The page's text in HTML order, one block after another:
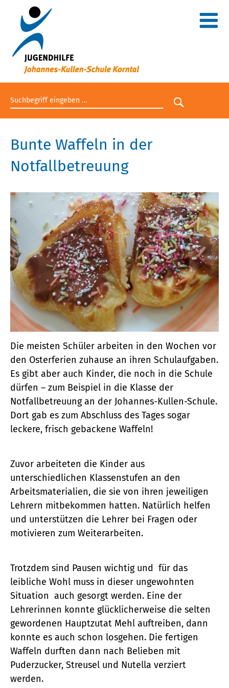
Suchbegriff eingeben
Suche
Bunte Waffeln in der
Notfallbetreuung
Die meisten Schüler arbeiten in den Wochen vor
den Osterferien zuhause an ihren Schulaufgaben.
Es gibt aber auch Kinder, die noch in die Schule
dürfen – zum Beispiel in die Klasse der
Notfallbetreuung an der Johannes-Kullen-Schule.
Dort gab es zum Abschluss des Tages sogar
leckere, frisch gebackene Waffeln!
Zuvor arbeiteten die Kinder aus
unterschiedlichen Klassenstufen an den
Arbeitsmaterialien, die sie von ihren jeweiligen
Lehrern mitbekommen hatten. Natürlich helfen
und unterstützen die Lehrer bei Fragen oder
motivieren zum Weiterarbeiten.
Trotzdem sind Pausen wichtig und für das
leibliche Wohl muss in dieser ungewohnten
Situation auch gesorgt werden. Eine der
Lehrerinnen konnte glücklicherweise die selten
gewordenen Hauptzutat Mehl auftreiben, dann
konnte es auch schon losgehen. Die fertigen
Waffeln durften dann nach Belieben mit
Puderzucker, Streusel und Nutella verziert
werden.